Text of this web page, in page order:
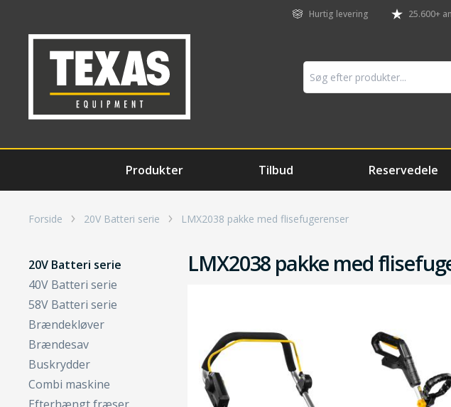
Hurtig levering 25.600+
Produkter Tilbud Reservedele
Forside 20V Batteri serie LMX2038 pakke med flisefugerenser
20V Batteri serie
40V Batteri serie
58V Batteri serie
Brændekløver
Brændesav
Buskrydder
Combi maskine
LMX2038 pakke med